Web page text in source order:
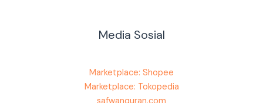
Media Sosial
Marketplace: Shopee
Marketplace: Tokopedia